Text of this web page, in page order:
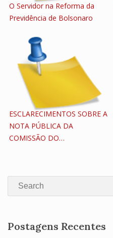
O Servidor na Reforma da
Previdência de Bolsonaro
ESCLARECIMENTOS SOBRE A
NOTA PÚBLICA DA
COMISSÃO DO…
Search
Postagens Recentes